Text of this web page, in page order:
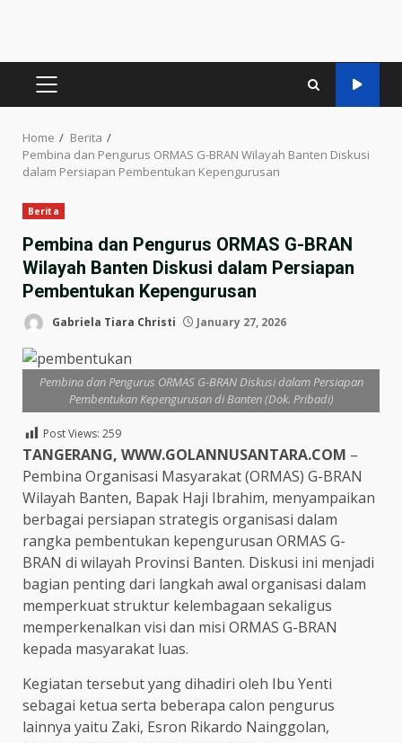
PRIMARY
Home
Berita
Pembina dan Pengurus ORMAS G-BRAN Wilayah Banten Diskusi
dalam Persiapan Pembentukan Kepengurusan
Berita
Pembina dan Pengurus ORMAS G-BRAN
Wilayah Banten Diskusi dalam Persiapan
Pembentukan Kepengurusan
Gabriela Tiara Christi January 27, 2026
Pembina dan Pengurus ORMAS G-BRAN Diskusi dalam Persiapan
Pembentukan Kepengurusan di Banten (Dok. Pribadi)
Post Views: 259
TANGERANG, WWW.GOLANNUSANTARA.COM –
Pembina Organisasi Masyarakat (ORMAS) G-BRAN
Wilayah Banten, Bapak Haji Ibrahim, menyampaikan
berbagai persiapan strategis organisasi dalam
rangka pembentukan kepengurusan ORMAS G-
BRAN di wilayah Provinsi Banten. Diskusi ini menjadi
bagian penting dari langkah awal organisasi dalam
memperkuat struktur kelembagaan sekaligus
memperkenalkan visi dan misi ORMAS G-BRAN
kepada masyarakat luas.
Kegiatan tersebut yang dihadiri oleh Ibu Yenti
sebagai ketua serta beberapa calon pengurus
lainnya yaitu Zaki, Esron Rikardo Nainggolan,